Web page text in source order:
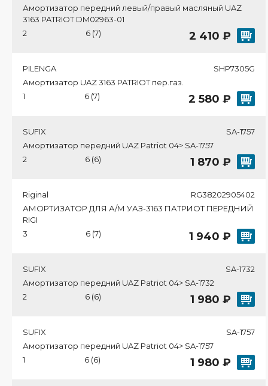
Амортизатор передний левый/правый масляный UAZ
3163 PATRIOT DM02963-01
2
6 (7) 2 410 ₽
PILENGA
SHP7305G
Амортизатор UAZ 3163 PATRIOT пер.газ.
1
6 (7) 2 580 ₽
SUFIX
SA-1757
Амортизатор передний UAZ Patriot 04> SA-1757
2
6 (6) 1 870 ₽
Riginal
RG38202905402
АМОРТИЗАТОР ДЛЯ А/М УАЗ-3163 ПАТРИОТ ПЕРЕДНИЙ
RIGI
3
6 (7) 1 940 ₽
SUFIX
SA-1732
Амортизатор передний UAZ Patriot 04> SA-1732
2
6 (6) 1 980 ₽
SUFIX
SA-1757
Амортизатор передний UAZ Patriot 04> SA-1757
1
6 (6) 1 980 ₽